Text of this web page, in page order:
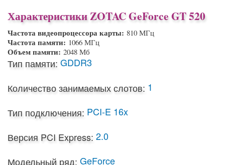
Характеристики ZOTAC GeForce GT 520
Частота видеопроцессора карты: 810 МГц
Частота памяти: 1066 МГц
Объем памяти: 2048 Мб
Тип памяти: GDDR3
Количество занимаемых слотов: 1
Тип подключения: PCI-E 16x
Версия PCI Express: 2.0
Модельный ряд: GeForce